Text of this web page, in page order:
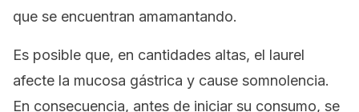
que se encuentran amamantando.
Es posible que, en cantidades altas, el laurel
afecte la mucosa gástrica y cause somnolencia.
En consecuencia, antes de iniciar su consumo, se